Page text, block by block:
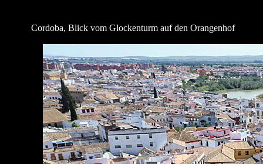
Cordoba, Blick vom Glockenturm auf den Orangenhof